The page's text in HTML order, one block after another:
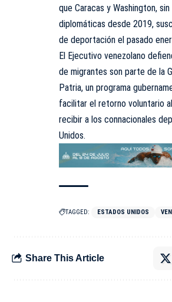
que Caracas y Washington,
diplomáticas desde 2019,
de deportación el pasado
El Ejecutivo venezolano
de migrantes son parte de la
Patria, un programa
facilitar el retorno voluntario
recibir a los connacionales
Unidos.
TAGGED: ESTADOS UNIDOS
Share This Article